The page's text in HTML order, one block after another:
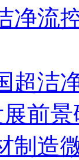
净流
超洁
前
制造